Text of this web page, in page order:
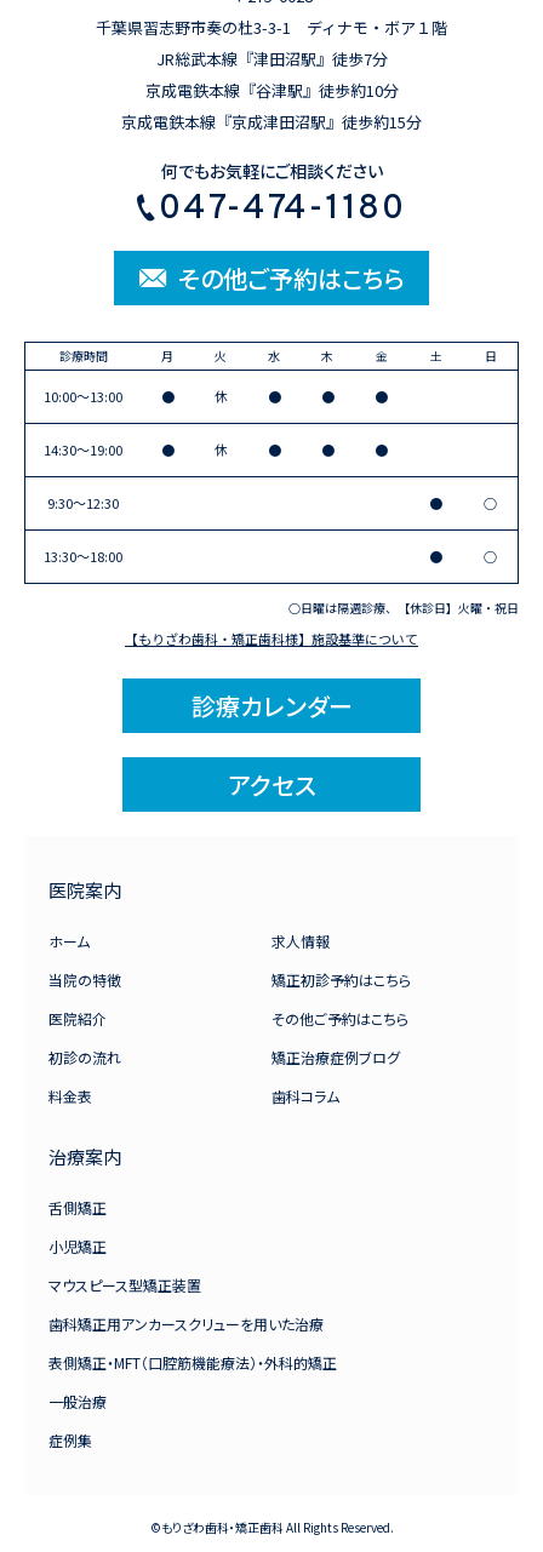
千葉県習志野市奏の杜3-3-1 ディナモ・ボア１階
JR総武本線『津田沼駅』徒歩7分
京成電鉄本線『谷津駅』徒歩約10分
京成電鉄本線『京成津田沼駅』徒歩約15分
何でもお気軽にご相談ください
047-474-1180
その他ご予約はこちら
診療時間 月 火 水 木 金 土 日
10:00〜13:00 ● 休 ● ● ●
14:30〜19:00 ● 休 ● ● ●
9:30〜12:30 ● ○
13:30〜18:00 ● ○
○日曜は隔週診療、【休診日】火曜・祝日
【もりざわ歯科・矯正歯科様】施設基準について
診療カレンダー
アクセス
医院案内
ホーム
当院の特徴
医院紹介
初診の流れ
料金表
求人情報
矯正初診予約はこちら
その他ご予約はこちら
矯正治療症例ブログ
歯科コラム
治療案内
舌側矯正
小児矯正
マウスピース型矯正装置
歯科矯正用アンカースクリューを用いた治療
表側矯正・MFT（口腔筋機能療法）・外科的矯正
一般治療
症例集
©もりざわ歯科・矯正歯科 All Rights Reserved.